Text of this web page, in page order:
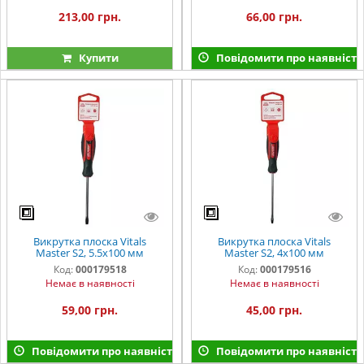
213,00 грн.
Купити
66,00 грн.
Повідомити про наявність
Викрутка плоска Vitals
Master S2, 5.5х100 мм
Код: 000179518
Немає в наявності
59,00 грн.
Повідомити про наявність
Викрутка плоска Vitals
Master S2, 4х100 мм
Код: 000179516
Немає в наявності
45,00 грн.
Повідомити про наявність